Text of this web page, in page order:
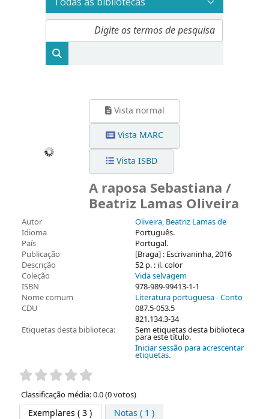
Vista normal
Vista MARC
Vista ISBD
A raposa Sebastiana /
Beatriz Lamas Oliveira
Autor
Oliveira, Beatriz Lamas de
Idioma
Português.
País
Portugal.
Publicação
[Braga] : Escrivaninha, 2016
Descrição
52 p. : il. color
Coleção
Vida selvagem
ISBN
978-989-99413-1-1
Nome comum
Literatura portuguesa - Conto
CDU
087.5-053.5
821.134.3-34
Etiquetas desta biblioteca:
Sem etiquetas desta biblioteca
para este título.
Iniciar sessão para acrescentar
etiquetas.
Pontuação
Classificação média: 0.0 (0 votos)
Exemplares ( 3 )
Notas ( 1 )